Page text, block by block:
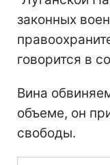
законных
говорится в
Вина
объеме, он
свободы.